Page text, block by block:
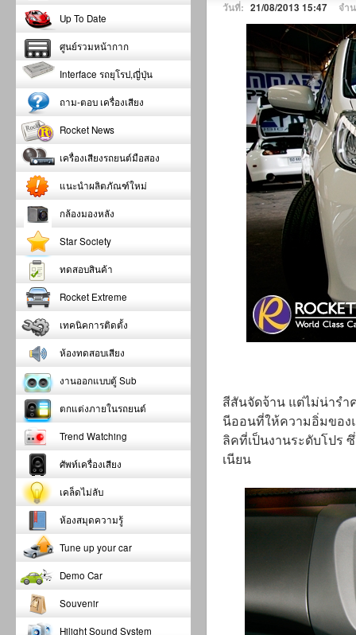
วันที่: 21/08/2013 15:47 จำ
สีสันจัดจ้าน แต่ไม่น่ารำ
นีออนที่ให้ความอิ่มของ
ลิคที่เป็นงานระดับโปร
เนียน
Up To Date
ศูนย์รวมหน้ากาก
Interface รถยุโรป,ญี่ปุ่น
ถาม-ตอบ เครื่องเสียง
Rocket News
เครื่องเสียงรถยนต์มือสอง
แนะนำผลิตภัณฑ์ใหม่
กล้องมองหลัง
Star Society
ทดสอบสินค้า
Rocket Extreme
เทคนิคการติดตั้ง
ห้องทดสอบเสียง
งานออกแบบตู้ Sub
ตกแต่งภายในรถยนต์
Trend Watching
ศัพท์เครื่องเสียง
เคล็ดไม่ลับ
ห้องสมุดความรู้
Tune up your car
Demo Car
Souvenir
Hilight Sound System